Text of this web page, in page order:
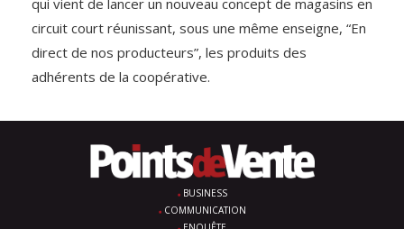
circuit court réunissant, sous une même enseigne, “En
direct de nos producteurs”, les produits des
adhérents de la coopérative.
BUSINESS
COMMUNICATION